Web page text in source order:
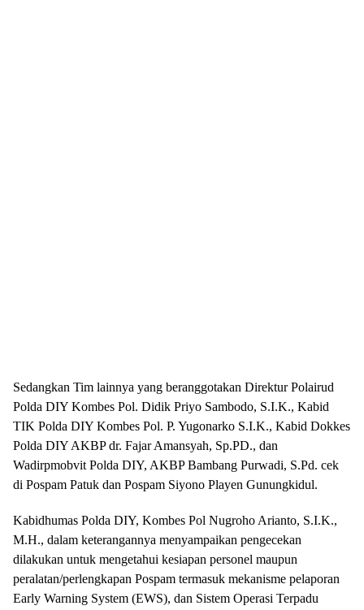
Sedangkan Tim lainnya yang beranggotakan Direktur Polairud
Polda DIY Kombes Pol. Didik Priyo Sambodo, S.I.K., Kabid
TIK Polda DIY Kombes Pol. P. Yugonarko S.I.K., Kabid Dokkes
Polda DIY AKBP dr. Fajar Amansyah, Sp.PD., dan
Wadirpmobvit Polda DIY, AKBP Bambang Purwadi, S.Pd. cek
di Pospam Patuk dan Pospam Siyono Playen Gunungkidul.
Kabidhumas Polda DIY, Kombes Pol Nugroho Arianto, S.I.K.,
M.H., dalam keterangannya menyampaikan pengecekan
dilakukan untuk mengetahui kesiapan personel maupun
peralatan/perlengkapan Pospam termasuk mekanisme pelaporan
Early Warning System (EWS), dan Sistem Operasi Terpadu